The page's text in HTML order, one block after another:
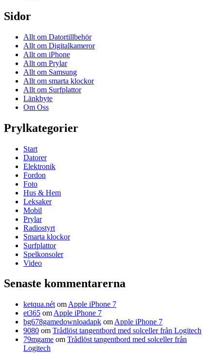
Sidor
Allt om Datortillbehör
Allt om Digitalkameror
Allt om iPhone
Allt om Prylar
Allt om Samsung
Allt om smarta klockor
Allt om Surfplattor
Länkbyte
Om Oss
Prylkategorier
Start
Datorer
Elektronik
Fordon
Foto
Hus & Hem
Leksaker
Mobil
Prylar
Radiostyrt
Smarta klockor
Surfplattor
Spelkonsoler
Video
Senaste kommentarerna
ketqua.nét om Apple iPhone 7
et365 om Apple iPhone 7
bg678gamedownloadapk om Apple iPhone 7
9080 om Trådlöst tangentbord med solceller från Logitech
79mgame om Trådlöst tangentbord med solceller från
Logitech